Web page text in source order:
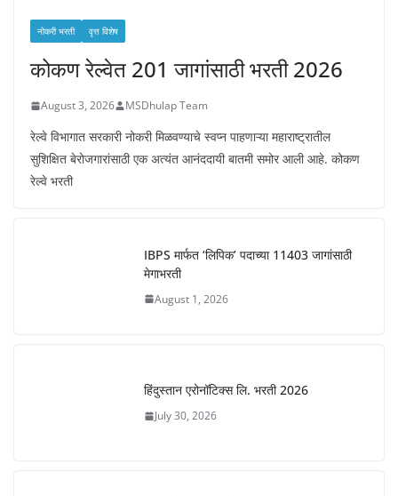
नोकरी भरती वृत्त विशेष
कोकण रेल्वेत 201 जागांसाठी भरती 2026
August 3, 2026 MSDhulap Team
रेल्वे विभागात सरकारी नोकरी मिळवण्याचे स्वप्न पाहणाऱ्या महाराष्ट्रातील
सुशिक्षित बेरोजगारांसाठी एक अत्यंत आनंददायी बातमी समोर आली आहे. कोकण
रेल्वे भरती
IBPS मार्फत ‘लिपिक’ पदाच्या 11403 जागांसाठी
मेगाभरती
August 1, 2026
हिंदुस्तान एरोनॉटिक्स लि. भरती 2026
July 30, 2026